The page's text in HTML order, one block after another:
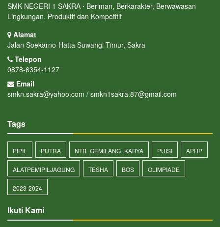
SMK NEGERI 1 SAKRA ⋅ Beriman, Berkarakter, Berwawasan
Lingkungan, Produktif dan Kompetitif
Alamat
Jalan Soekarno-Hatta Suwangi Timur, Sakra
Telepon
0878-6354-1127
Email
smkn.sakra@yahoo.com / smkn1sakra.87@gmail.com
Tags
PIPIL PUTRA NTB_GEMILANG_KARYA PUISI APHP
ALATPEMIPILJAGUNG TESHA BOS OLIMPIADE
2023-2024
Ikuti Kami